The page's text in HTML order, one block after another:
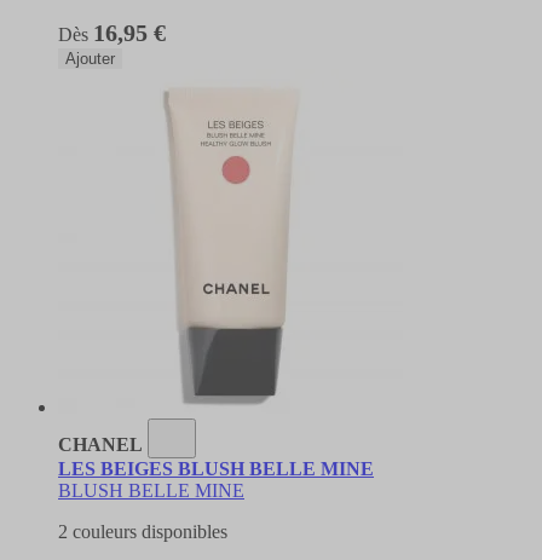
Dès 16,95 €
Ajouter
CHANEL
LES BEIGES BLUSH BELLE MINE
BLUSH BELLE MINE
2 couleurs disponibles